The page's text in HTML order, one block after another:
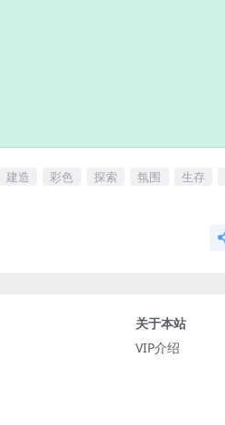
建造 彩色 探索 氛围 生存
关于本站
VIP介绍